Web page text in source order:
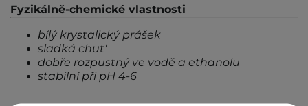
Fyzikálně-chemické vlastnosti
bílý krystalický prášek
sladká chut'
dobře rozpustný ve vodě a ethanolu
stabilní při pH 4-6